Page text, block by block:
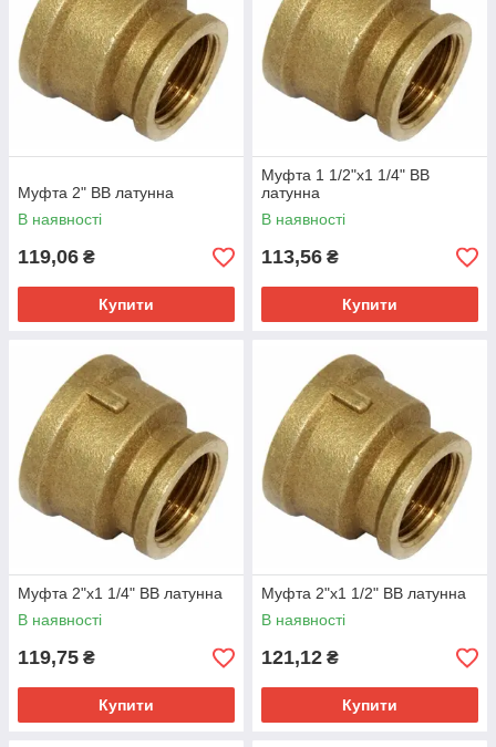
Муфта 2" ВВ латунна
В наявності
119,06 ₴
Купити
Муфта 1 1/2"х1 1/4" ВВ
латунна
В наявності
113,56 ₴
Купити
Муфта 2"х1 1/4" ВВ латунна
В наявності
119,75 ₴
Купити
Муфта 2"х1 1/2" ВВ латунна
В наявності
121,12 ₴
Купити